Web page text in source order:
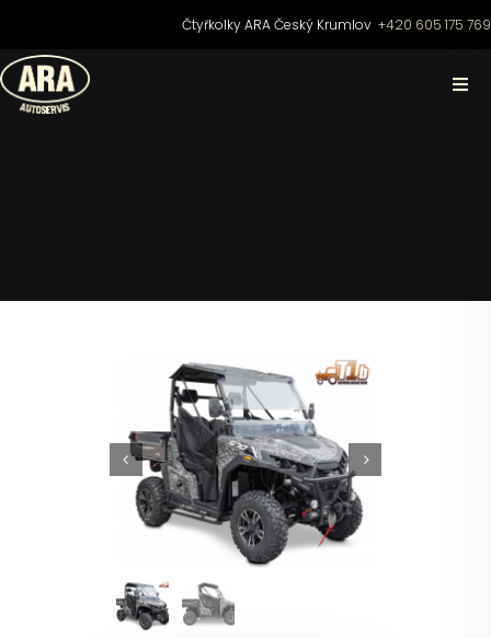
obsah
Čtyřkolky ARA Český Krumlov+420 605 175 769
Motocykly
Skútry
Pneuservis
Kontakt
 